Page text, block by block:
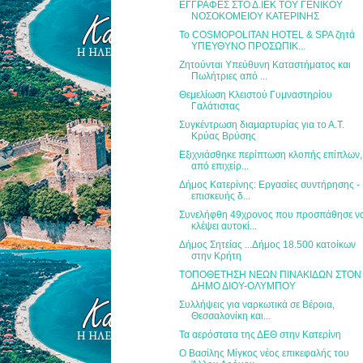
ΕΓΓΡΑΦΕΣ ΣΤΟ Δ.ΙΕΚ ΤΟΥ ΓΕΝΙΚΟΥ
ΝΟΣΟΚΟΜΕΙΟΥ ΚΑΤΕΡΙΝΗΣ
To COSMOPOLITAN HOTEL & SPA ζητά
ΥΠΕΥΘΥΝΟ ΠΡΟΣΩΠΙΚ...
Ζητούνται Υπεύθυνη Καταστήματος και
Πωλήτριες από ...
Θεμελίωση Κλειστού Γυμναστηρίου
Γαλάτιστας
Συγκέντρωση διαμαρτυρίας για το Α.Τ.
Κρύας Βρύσης
Εξιχνιάσθηκε περίπτωση κλοπής επίπλων,
από επιχείρ...
Δήμος Κατερίνης: Εργασίες συντήρησης -
επισκευής δ...
Συνελήφθη 49χρονος που προσπάθησε
κλέψει αυτοκί...
Δήμος Σητείας ...Δήμος 18.500 κατοίκων
στην Κρήτη
ΤΟΠΟΘΕΤΗΣΗ ΝΕΩΝ ΠΙΝΑΚΙΔΩΝ ΣΤΟΝ
ΔΗΜΟ ΔΙΟΥ-ΟΛΥΜΠΟΥ
Συλλήψεις για ναρκωτικά σε Βέροια,
Θεσσαλονίκη και...
Τα αερόστατα της ΔΕΘ στην Κατερίνη
Ο Βασίλης Μίγκος νέος επικεφαλής του